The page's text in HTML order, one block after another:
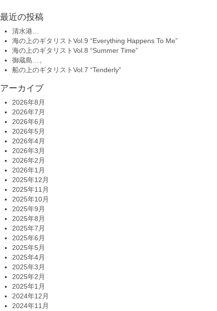
最近の投稿
清水港…
海の上のギタリストVol.9 “Everything Happens To Me”
海の上のギタリストVol.8 “Summer Time”
御蔵島…。
船の上のギタリストVol.7 “Tenderly”
アーカイブ
2026年8月
2026年7月
2026年6月
2026年5月
2026年4月
2026年3月
2026年2月
2026年1月
2025年12月
2025年11月
2025年10月
2025年9月
2025年8月
2025年7月
2025年6月
2025年5月
2025年4月
2025年3月
2025年2月
2025年1月
2024年12月
2024年11月